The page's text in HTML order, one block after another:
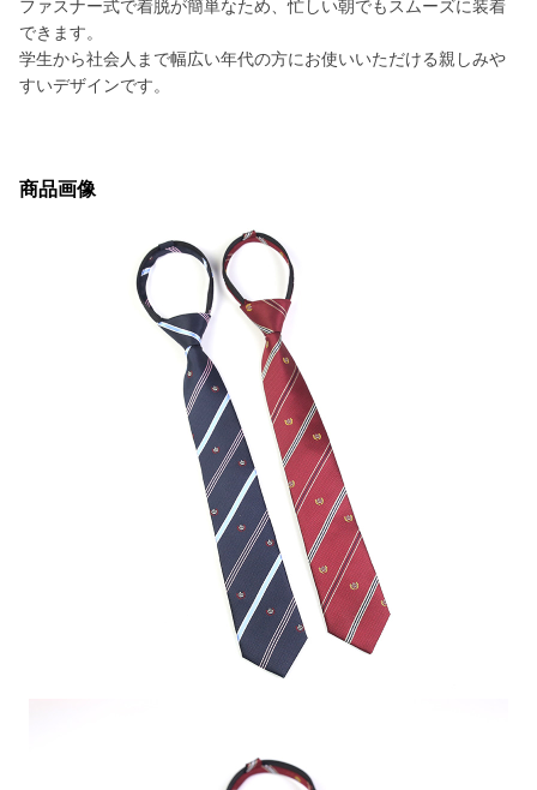
ファスナー式で着脱が簡単なため、忙しい朝でもスムーズに装着
できます。
学生から社会人まで幅広い年代の方にお使いいただける親しみや
すいデザインです。
商品画像